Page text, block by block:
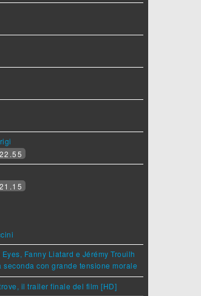
Fanny Liatard e Jérémy Trouilh
con grande tensione morale
il trailer finale del film [HD]